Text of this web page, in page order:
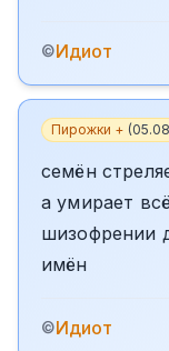
©Идиот
Пирожки + (
семён
а умирает
шизофрении
имён
©Идиот